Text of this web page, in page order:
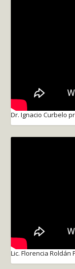
Dr. Ignacio Curbelo
Lic. Florencia Roldán